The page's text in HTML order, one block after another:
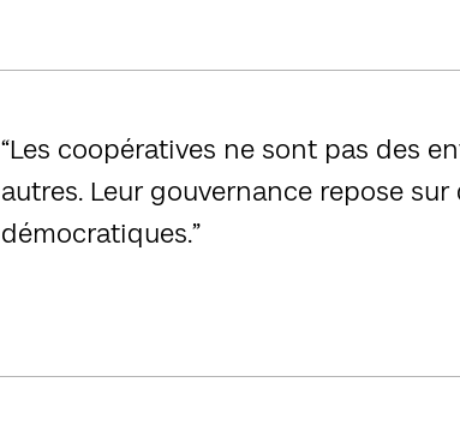
“Les coopératives ne sont pas des
autres. Leur gouvernance repose
démocratiques.”